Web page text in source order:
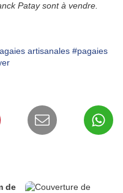
Patay sont à vendre.
artisanales #pagaies
de